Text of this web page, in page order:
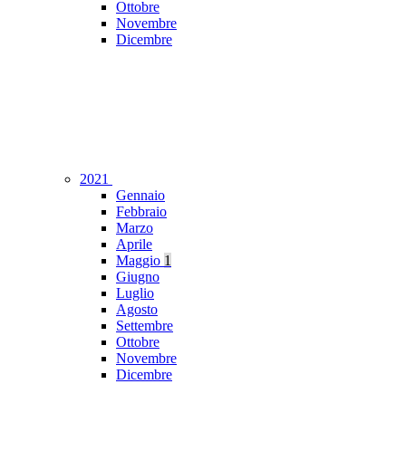
Ottobre
Novembre
Dicembre
2021
Gennaio
Febbraio
Marzo
Aprile
Maggio 1
Giugno
Luglio
Agosto
Settembre
Ottobre
Novembre
Dicembre